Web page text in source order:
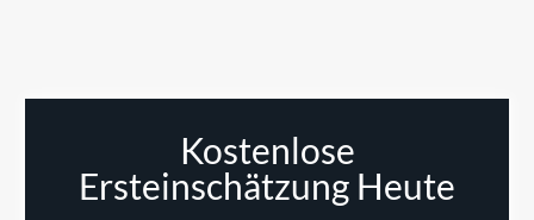
Kostenlose
Ersteinschätzung Heute